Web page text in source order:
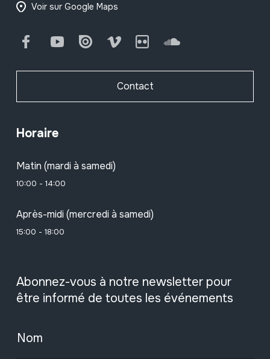
Voir sur Google Maps
FacebookYoutube Issuu Vimeo Flickr SoundCloud
Contact
Horaire
Matin (mardi à samedi)
10:00 - 14:00
Après-midi (mercredi à samedi)
15:00 - 18:00
Abonnez-vous à notre newsletter pour
être informé de toutes les événements
Nom